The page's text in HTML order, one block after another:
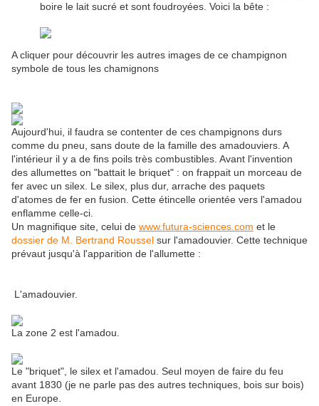
boire le lait sucré et sont foudroyées. Voici la bête :
A cliquer pour découvrir les autres images de ce champignon
symbole de tous les chamignons
Aujourd'hui, il faudra se contenter de ces champignons durs
comme du pneu, sans doute de la famille des amadouviers. A
l'intérieur il y a de fins poils très combustibles. Avant l'invention
des allumettes on "battait le briquet" : on frappait un morceau de
fer avec un silex. Le silex, plus dur, arrache des paquets
d'atomes de fer en fusion. Cette étincelle orientée vers l'amadou
enflamme celle-ci.
Un magnifique site, celui de www.futura-sciences.com et le
dossier de M. Bertrand Roussel sur l'amadouvier. Cette technique
prévaut jusqu'à l'apparition de l'allumette :
L'amadouvier.
La zone 2 est l'amadou.
Le "briquet", le silex et l'amadou. Seul moyen de faire du feu
avant 1830 (je ne parle pas des autres techniques, bois sur bois)
en Europe.